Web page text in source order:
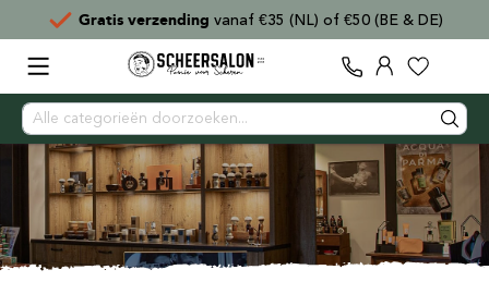
Gratis verzending vanaf €35 (NL) of €50 (BE & DE)